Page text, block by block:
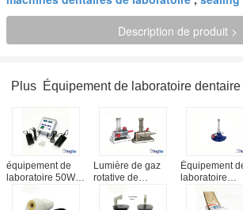
Description de produit >
Plus Équipement de laboratoire dentaire
équipement de
laboratoire 50W
électrique d'OEM
Lumière de gaz
rotative de
dentaire avec les
Équipement
laboratoire
dentaire
économiseur